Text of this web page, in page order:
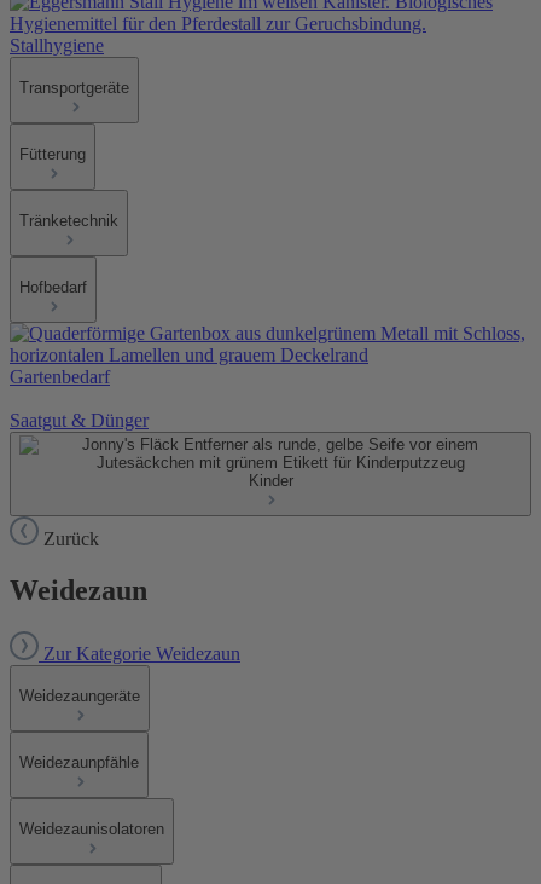
Stallhygiene
Transportgeräte
Fütterung
Tränketechnik
Hofbedarf
Gartenbedarf
Saatgut & Dünger
Kinder
Zurück
Weidezaun
Zur Kategorie Weidezaun
Weidezaungeräte
Weidezaunpfähle
Weidezaunisolatoren